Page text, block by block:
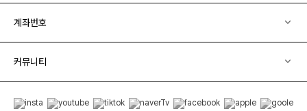
계좌번호
커뮤니티